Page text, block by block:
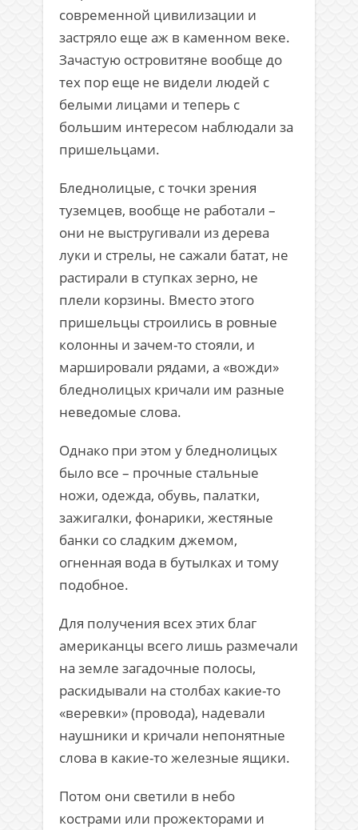
современной цивилизации и
застряло еще аж в каменном веке.
Зачастую островитяне вообще до
тех пор еще не видели людей с
белыми лицами и теперь с
большим интересом наблюдали за
пришельцами.
Бледнолицые, с точки зрения
туземцев, вообще не работали –
они не выстругивали из дерева
луки и стрелы, не сажали батат, не
растирали в ступках зерно, не
плели корзины. Вместо этого
пришельцы строились в ровные
колонны и зачем-то стояли, и
маршировали рядами, а «вожди»
бледнолицых кричали им разные
неведомые слова.
Однако при этом у бледнолицых
было все – прочные стальные
ножи, одежда, обувь, палатки,
зажигалки, фонарики, жестяные
банки со сладким джемом,
огненная вода в бутылках и тому
подобное.
Для получения всех этих благ
американцы всего лишь размечали
на земле загадочные полосы,
раскидывали на столбах какие-то
«веревки» (провода), надевали
наушники и кричали непонятные
слова в какие-то железные ящики.
Потом они светили в небо
кострами или прожекторами и